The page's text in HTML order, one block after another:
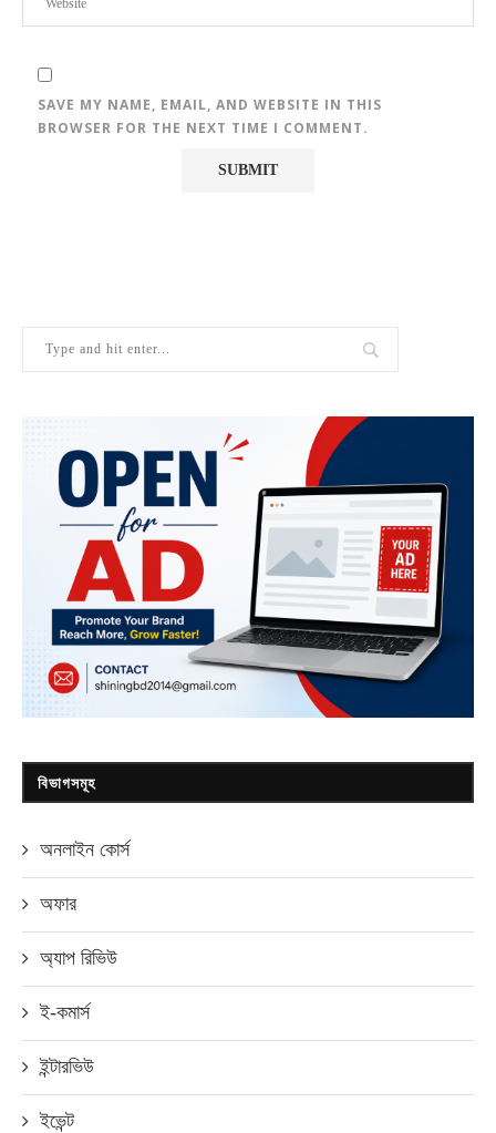
SAVE MY NAME, EMAIL, AND WEBSITE IN THIS
BROWSER FOR THE NEXT TIME I COMMENT.
বিভাগসমূহ
অনলাইন কোর্স
অফার
অ্যাপ রিভিউ
ই-কমার্স
ইন্টারভিউ
ইভেন্ট